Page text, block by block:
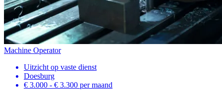
Machine Operator
Uitzicht op vaste dienst
Doesburg
€ 3.000 - € 3.300 per maand